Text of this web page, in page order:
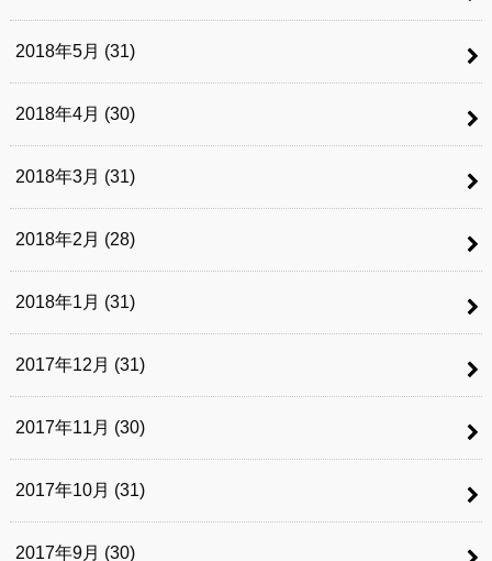
2018年5月 (31)
2018年4月 (30)
2018年3月 (31)
2018年2月 (28)
2018年1月 (31)
2017年12月 (31)
2017年11月 (30)
2017年10月 (31)
2017年9月 (30)